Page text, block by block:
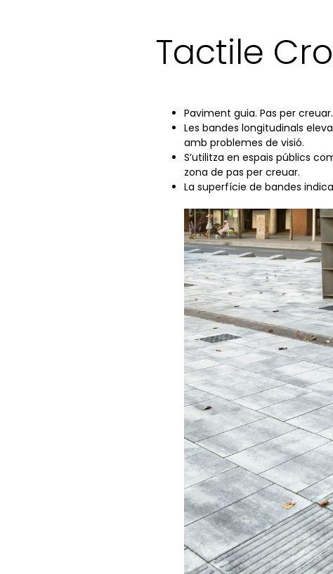
Tactile
Paviment guia. Pas per creuar.
Les bandes longitudinals
amb problemes de visió.
S’utilitza en espais públics
zona de pas per creuar.
La superfície de bandes